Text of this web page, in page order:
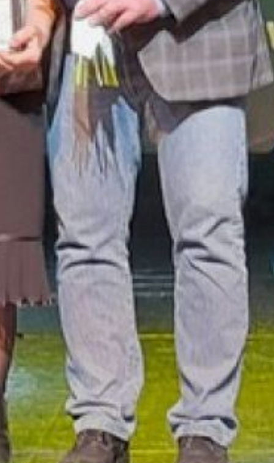
в срок до 10 августа.
Затем до 20 августа
муниципалитеты отравят
в ведомство конкурсные
материалы. Итоги
краевого конкурса
подведут до 15 сентября. А
наградят победителей
и призеров 26 октября
в «Арсенальце» в ходе
торжественного собрания,
посвященного Дню
садоводов и огородников
Хабаровского края. Там
же садоводы и огородники
продемонстрировать
выращенную на своих
Для участия
в муниципальном
конкурсе желающие могут
обратиться в местный
муниципалитет до 10
августа. Телефон
для справок: 8 (4212) 32-
77-78, контактное лицо —
Харитонов Сергей
Олегович.
В ТЕМУ:
Членские взносы, границы
участка и не только
волнуют хабаровских
дачников
Читайте нас в соцсетях:
ВКонтакте,
Одноклассники, Телеграм
или
Яндекс.ДзениМАКС
Как вам материал?